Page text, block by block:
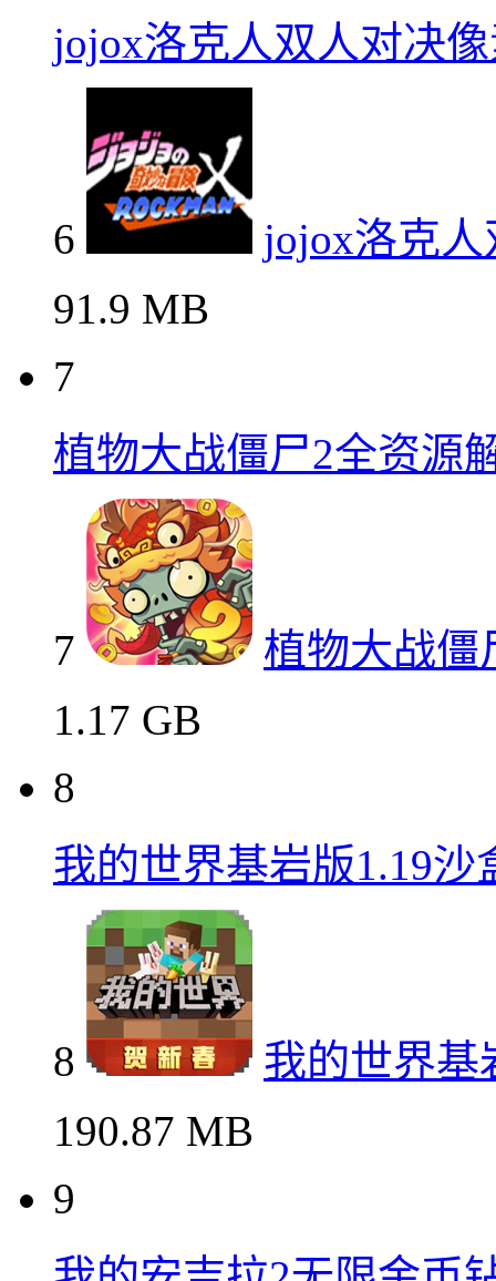
jojox洛克人双人对决
6
jojox洛克
91.9 MB
7
植物大战僵尸2全资源
7
植物大战僵
1.17 GB
8
我的世界基岩版1.19沙
8
我的世界基
190.87 MB
9